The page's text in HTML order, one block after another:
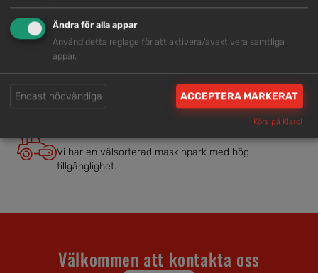
Trygg rådgivning
Våra hjälpsamma medarbetare är experter inom
branschen.
Vi har en välsorterad maskinpark med hög
tillgänglighet.
Välkommen att kontakta oss
Ändra för alla appar
Använd detta reglage för att aktivera/avaktivera samtliga
appar.
Endast nödvändiga ACCEPTERA MARKERAT
Körs på Klaro!